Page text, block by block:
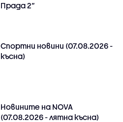
Прада 2“
Спортни новини (07.08.2026 -
късна)
Новините на NOVA
(07.08.2026 - лятна късна)